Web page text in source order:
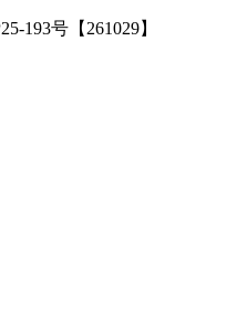
193号【261029】